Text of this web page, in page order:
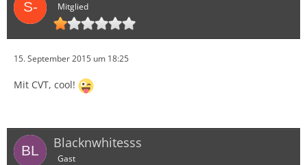
Mitglied
15. September 2015 um 18:25
Mit CVT, cool!
Blacknwhitesss
Gast